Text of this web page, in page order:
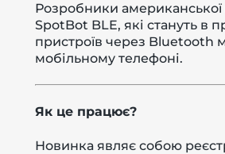
Розробники
SpotBot BLE, які стануть в
пристроїв через Bluetooth
мобільному телефоні.
Як це працює?
Новинка являє собою